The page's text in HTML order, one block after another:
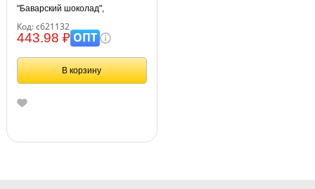
"Баварский шоколад",
упаковка, 0511-20
Код: с621132
443.98 ₽ОПТ
В корзину